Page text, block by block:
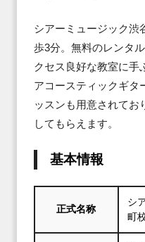
シアーミュージック渋
歩3分。無料のレンタ
クセス良好な教室に手
アコースティックギタ
ッスンも用意されてお
してもらえます。
基本情報
正式名称
シ
町